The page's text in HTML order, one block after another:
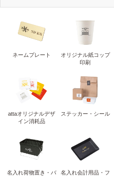
ネームプレート
オリジナル紙コップ
印刷
attaオリジナルデザ
イン消耗品
ステッカー・シール
名入れ荷物置き・バ
名入れ会計用品・フ